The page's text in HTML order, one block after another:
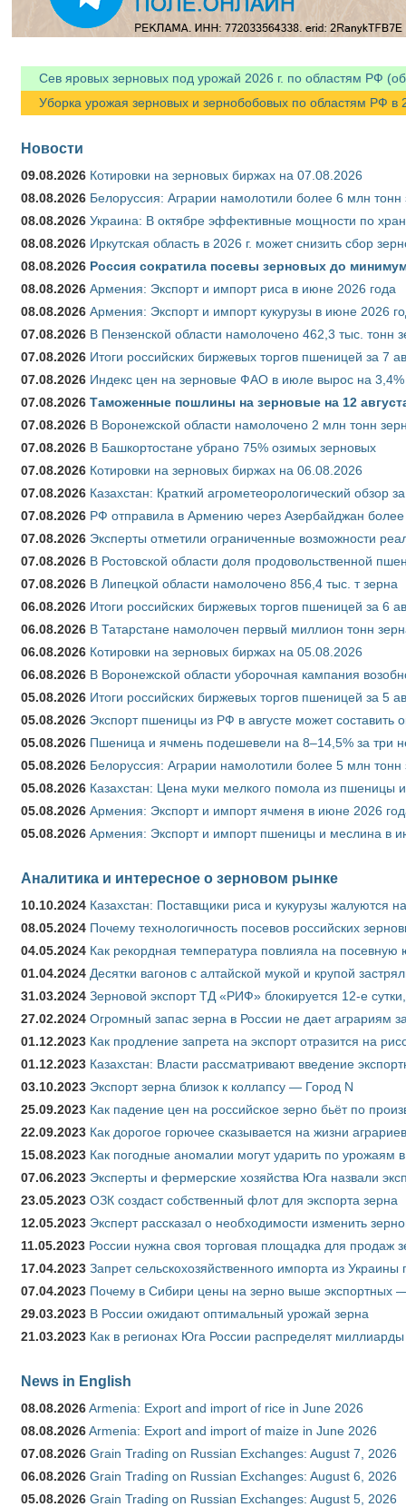
Сев яровых зерновых под урожай 2026 г. по областям РФ
Уборка урожая зерновых и зернобобовых по областям РФ в
Новости
09.08.2026 Котировки на зерновых биржах на 07.08.2026
08.08.2026 Белоруссия: Аграрии намолотили более 6 млн тонн
08.08.2026 Украина: В октябре эффективные мощности по
08.08.2026 Иркутская область в 2026 г. может снизить сбор
08.08.2026 Россия сократила посевы зерновых до
08.08.2026 Армения: Экспорт и импорт риса в июне 2026 года
08.08.2026 Армения: Экспорт и импорт кукурузы в июне 2026
07.08.2026 В Пензенской области намолочено 462,3 тыс. тонн
07.08.2026 Итоги российских биржевых торгов пшеницей за 7
07.08.2026 Индекс цен на зерновые ФАО в июле вырос на 3,4%
07.08.2026 Таможенные пошлины на зерновые на 12
07.08.2026 В Воронежской области намолочено 2 млн тонн
07.08.2026 В Башкортостане убрано 75% озимых зерновых
07.08.2026 Котировки на зерновых биржах на 06.08.2026
07.08.2026 Казахстан: Краткий агрометеорологический обзор
07.08.2026 РФ отправила в Армению через Азербайджан более
07.08.2026 Эксперты отметили ограниченные возможности
07.08.2026 В Ростовской области доля продовольственной
07.08.2026 В Липецкой области намолочено 856,4 тыс. т зерна
06.08.2026 Итоги российских биржевых торгов пшеницей за 6
06.08.2026 В Татарстане намолочен первый миллион тонн
06.08.2026 Котировки на зерновых биржах на 05.08.2026
06.08.2026 В Воронежской области уборочная кампания
05.08.2026 Итоги российских биржевых торгов пшеницей за 5
05.08.2026 Экспорт пшеницы из РФ в августе может составить
05.08.2026 Пшеница и ячмень подешевели на 8–14,5% за три
05.08.2026 Белоруссия: Аграрии намолотили более 5 млн тонн
05.08.2026 Казахстан: Цена муки мелкого помола из пшеницы
05.08.2026 Армения: Экспорт и импорт ячменя в июне 2026
05.08.2026 Армения: Экспорт и импорт пшеницы и меслина в
Аналитика и интересное о зерновом рынке
10.10.2024 Казахстан: Поставщики риса и кукурузы жалуются
08.05.2024 Почему технологичность посевов российских
04.05.2024 Как рекордная температура повлияла на
01.04.2024 Десятки вагонов с алтайской мукой и крупой
31.03.2024 Зерновой экспорт ТД «РИФ» блокируется 12-е
27.02.2024 Огромный запас зерна в России не дает аграриям
01.12.2023 Как продление запрета на экспорт отразится на
01.12.2023 Казахстан: Власти рассматривают введение
03.10.2023 Экспорт зерна близок к коллапсу — Город N
25.09.2023 Как падение цен на российское зерно бьёт по
22.09.2023 Как дорогое горючее сказывается на жизни аграриев
15.08.2023 Как погодные аномалии могут ударить по урожаям
07.06.2023 Эксперты и фермерские хозяйства Юга назвали
23.05.2023 ОЗК создаст собственный флот для экспорта зерна
12.05.2023 Эксперт рассказал о необходимости изменить
11.05.2023 России нужна своя торговая площадка для продаж
17.04.2023 Запрет сельскохозяйственного импорта из
07.04.2023 Почему в Сибири цены на зерно выше экспортных
29.03.2023 В России ожидают оптимальный урожай зерна
21.03.2023 Как в регионах Юга России распределят
News in English
08.08.2026Armenia: Export and import of rice in June 2026
08.08.2026Armenia: Export and import of maize in June 2026
07.08.2026 Grain Trading on Russian Exchanges: August 7, 2026
06.08.2026 Grain Trading on Russian Exchanges: August 6, 2026
05.08.2026 Grain Trading on Russian Exchanges: August 5, 2026